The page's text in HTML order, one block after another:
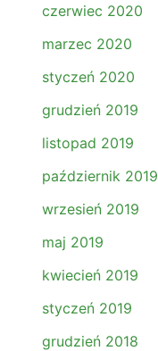
czerwiec 2020
marzec 2020
styczeń 2020
grudzień 2019
listopad 2019
październik 2019
wrzesień 2019
maj 2019
kwiecień 2019
styczeń 2019
grudzień 2018